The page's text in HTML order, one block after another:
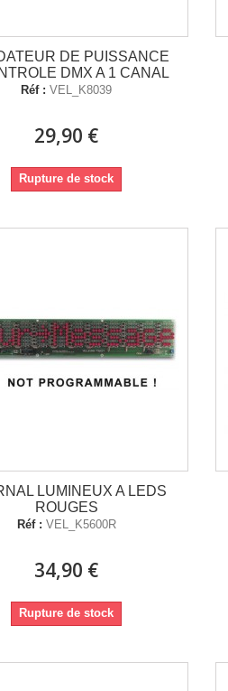
DE PUISSANCE
DMX A 1 CANAL
Réf : VEL_K8039
29,90 €
Rupture de stock
LUMINEUX A LEDS
ROUGES
Réf : VEL_K5600R
34,90 €
Rupture de stock